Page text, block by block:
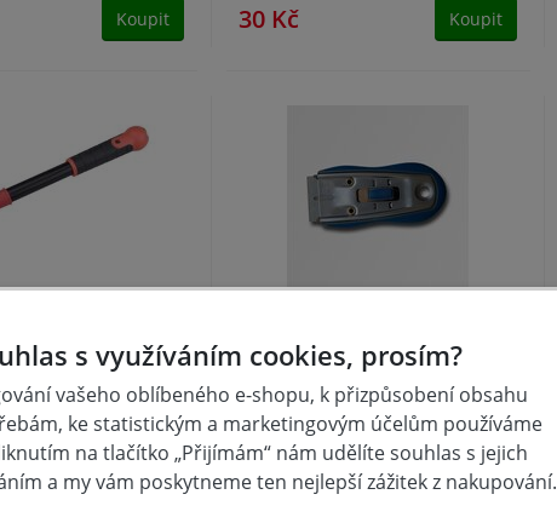
Koupit 30 Kč Koupit
s ručkou, 30cm
skladem
Koupit
Škrabka na sklo
NA DOTAZ
115 Kč Koupit
s využíváním cookies, prosím?
vašeho oblíbeného e-shopu, k přizpůsobení obsahu
ke statistickým a marketingovým účelům používáme
na tlačítko „Přijímám“ nám udělíte souhlas s jejich
a my vám poskytneme ten nejlepší zážitek z nakupování.